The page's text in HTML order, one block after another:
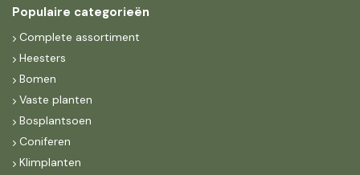
Populaire categorieën
Complete assortiment
Heesters
Bomen
Vaste planten
Bosplantsoen
Coniferen
Klimplanten